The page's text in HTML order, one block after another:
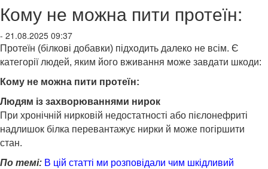
Кому не можна пити протеїн:
- 21.08.2025 09:37
Протеїн (білкові добавки) підходить далеко не всім. Є
категорії людей, яким його вживання може завдати шкоди:
Кому не можна пити протеїн:
Людям із захворюваннями нирок
При хронічній нирковій недостатності або пієлонефриті
надлишок білка перевантажує нирки й може погіршити
стан.
По темі: В цій статті ми розповідали чим шкідливий